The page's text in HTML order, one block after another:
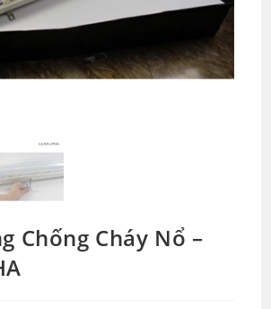
Chống Cháy Nổ –